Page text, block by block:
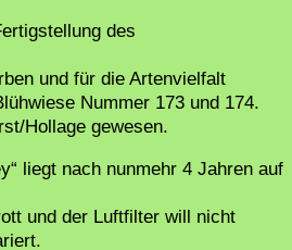
des
und für die Artenvielfalt
Nummer 173 und 174.
Hollage gewesen.
liegt nach nunmehr 4 Jahren auf
und der Luftfilter will nicht